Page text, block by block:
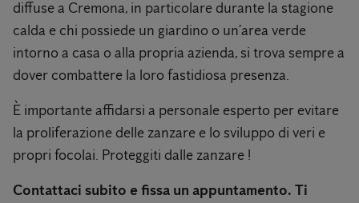
diffuse a Cremona, in particolare durante la stagione
calda e chi possiede un giardino o un’area verde
intorno a casa o alla propria azienda, si trova sempre a
dover combattere la loro fastidiosa presenza.
È importante affidarsi a personale esperto per evitare
la proliferazione delle zanzare e lo sviluppo di veri e
propri focolai. Proteggiti dalle zanzare !
Contattaci subito e fissa un appuntamento. Ti